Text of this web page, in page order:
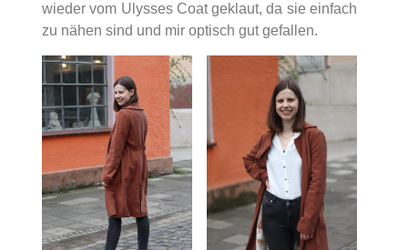
wieder vom Ulysses Coat geklaut, da sie einfach
zu nähen sind und mir optisch gut gefallen.